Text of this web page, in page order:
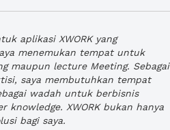
aplikasi XWORK yang
menemukan tempat untuk
maupun lecture Meeting. Sebagai
saya membutuhkan tempat
wadah untuk berbisnis
knowledge. XWORK bukan hanya
bagi saya.